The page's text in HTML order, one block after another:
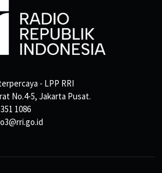
- LPP RRI
No.4-5, Jakarta Pusat.
1086